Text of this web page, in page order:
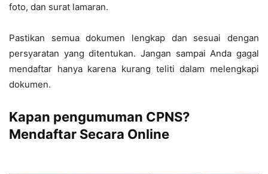
foto, dan surat lamaran.
Pastikan semua dokumen lengkap dan sesuai dengan
persyaratan yang ditentukan. Jangan sampai Anda gagal
mendaftar hanya karena kurang teliti dalam melengkapi
dokumen.
Kapan pengumuman CPNS?
Mendaftar Secara Online